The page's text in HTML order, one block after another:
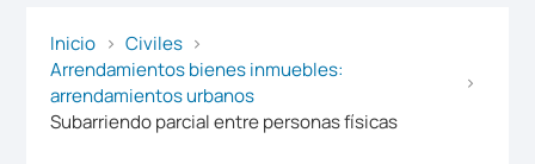
Inicio
Civiles
Arrendamientos bienes inmuebles:
arrendamientos urbanos
Subarriendo parcial entre personas físicas